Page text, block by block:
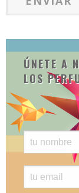
ÚNETE A
LOS